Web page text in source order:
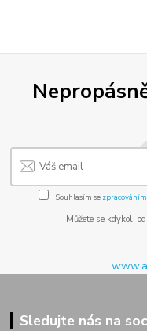
Souhlasím se
Můžete se kdykoli
Sledujte nás na